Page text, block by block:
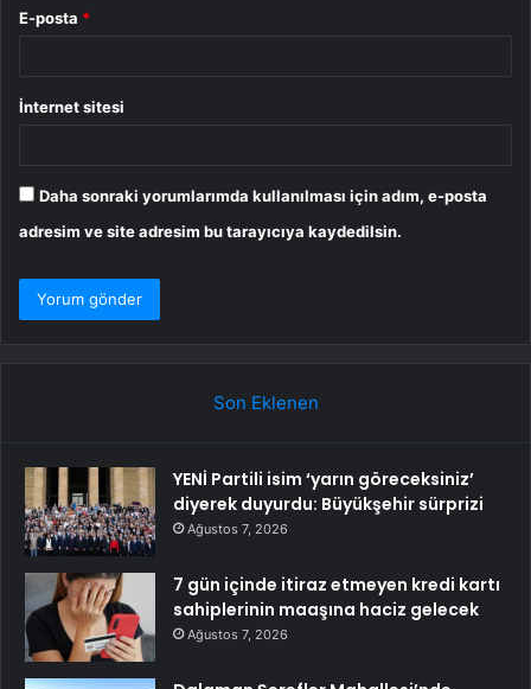
E-posta *
İnternet sitesi
Daha sonraki yorumlarımda kullanılması için adım, e-posta
adresim ve site adresim bu tarayıcıya kaydedilsin.
Son Eklenen
YENİ Partili isim ‘yarın göreceksiniz’
diyerek duyurdu: Büyükşehir sürprizi
Ağustos 7, 2026
7 gün içinde itiraz etmeyen kredi kartı
sahiplerinin maaşına haciz gelecek
Ağustos 7, 2026